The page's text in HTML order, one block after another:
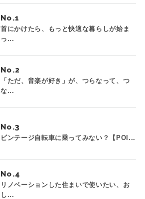
No.
首にかけたら、もっと快適な暮らしが始ま
っ...
No.
「ただ、音楽が好き」が、つらなって、つ
な...
No.
ビンテージ自転車に乗ってみない？【POI...
No.
リノベーションした住まいで使いたい、お
し...